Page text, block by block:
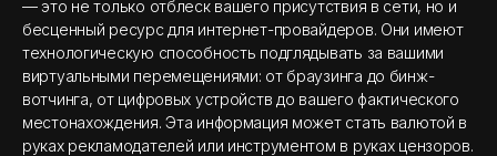
— это не только отблеск вашего присутствия в сети, но и
бесценный ресурс для интернет-провайдеров. Они имеют
технологическую способность подглядывать за вашими
виртуальными перемещениями: от браузинга до бинж-
вотчинга, от цифровых устройств до вашего фактического
местонахождения. Эта информация может стать валютой в
руках рекламодателей или инструментом в руках цензоров.